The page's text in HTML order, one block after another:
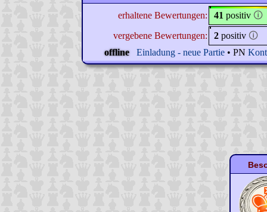
erhaltene Bewertungen: 41 positiv 🛈
vergebene Bewertungen:
2 positiv 🛈
offline
Einladung - neue Partie • PN